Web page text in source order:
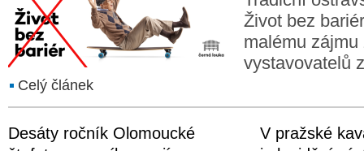
Život bez
malému zájmu
vystavovatelů
Celý článek
Desáty ročník Olomoucké
V pražské